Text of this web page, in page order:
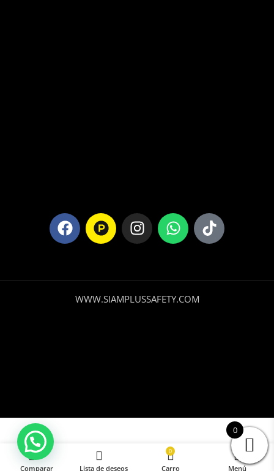
WWW.SIAMPLUSSAFETY.COM
Guantes
de Jebe
Calibre
Comprar
0
Comparar Lista de deseos
0
Carro Menú